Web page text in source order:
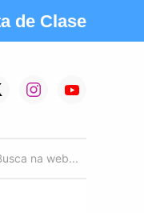
de Clase
na web...